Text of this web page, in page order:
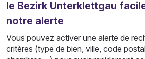
le Bezirk Unterklettgau
notre alerte
Vous pouvez activer une alerte de
critères (type de bien, ville, code